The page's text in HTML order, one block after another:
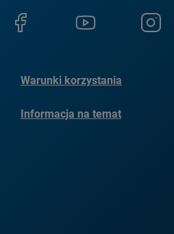
Warunki korzystania
Informacja na temat